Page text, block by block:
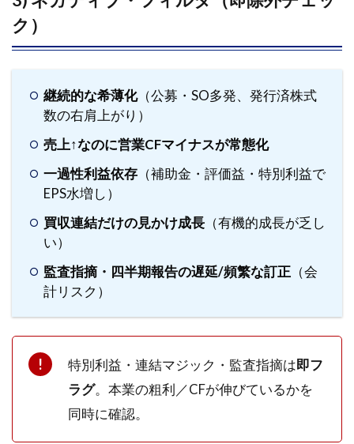
低限
4.3
給イ
ベン
トを
カレ
ンダ
ー化
3) 建
玉設
化し
いを
ク）
継続的な希薄化（公募・SO多発、発行済株式
数の右肩上がり）
売上↑なのに営業CFマイナスが常態化
一過性利益依存 （補助金・評価益・特別利益で
EPS水増し）
買収連結だけの見かけ成長 （有機的成長が乏し
い）
監査指摘・四半期報告の遅延/頻繁な訂正 （会
計リスク）
特別利益・連結マジック・監査指摘は即フ
ラグ。本業の粗利／CFが伸びているかを
同時に確認。